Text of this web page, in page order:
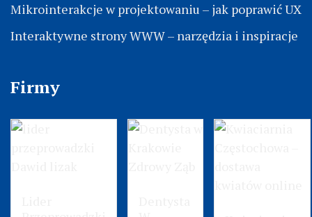
Mikrointerakcje w projektowaniu – jak poprawić UX
Interaktywne strony WWW – narzędzia i inspiracje
Firmy